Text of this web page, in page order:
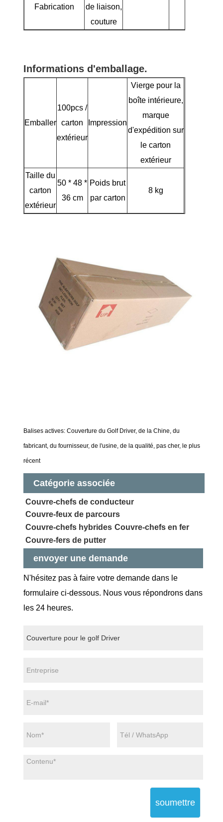
Fabrication
de liaison,
couture
Informations d'emballage.
Emballer
100pcs /
carton
extérieur
Impression
Vierge pour la
boîte intérieure,
marque
d'expédition sur
le carton
extérieur
Taille du
carton
extérieur
50 * 48 *
36 cm
Poids brut
par carton
8 kg
Balises actives: Couverture du Golf Driver, de la Chine, du
fabricant, du fournisseur, de l'usine, de la qualité, pas cher, le plus
récent
Catégorie associée
Couvre-chefs de conducteur
Couvre-feux de parcours
Couvre-chefs hybrides Couvre-chefs en fer
Couvre-fers de putter
envoyer une demande
N'hésitez pas à faire votre demande dans le
formulaire ci-dessous. Nous vous répondrons dans
les 24 heures.
soumettre